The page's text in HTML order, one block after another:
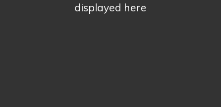
displayed here